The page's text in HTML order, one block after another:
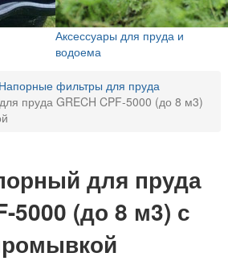
Аксессуары для пруда и
водоема
Напорные фильтры для пруда
пруда GRECH CPF-5000 (до 8 м3)
для пруда
5000 (до 8 м3) с